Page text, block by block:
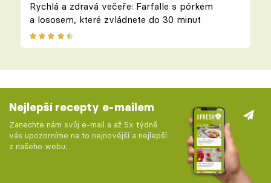
Rychlá a zdravá večeře: Farfalle s pórkem
a lososem, které zvládnete do 30 minut
Nejlepší recepty e-mailem
Zanechte nám svůj e-mail a až 5x týdně
vás upozorníme na to nejnovější a nejlepší
z našeho webu.